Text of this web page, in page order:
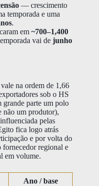
— crescimento
temporada e uma
.
em ~700–1,400
vai de junho
na ordem de 1,66
sob o HS
grande parte um polo
não um produtor),
pelas
fica logo atrás
e por volta do
regional e
em volume.
Ano / base